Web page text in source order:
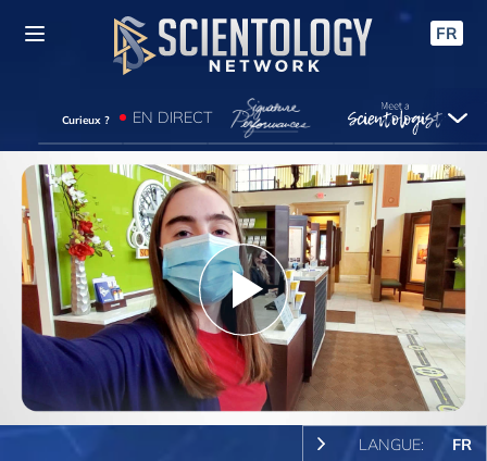
FR
Curieux ? EN DIRECT
Play
Video
LANGUE: FR